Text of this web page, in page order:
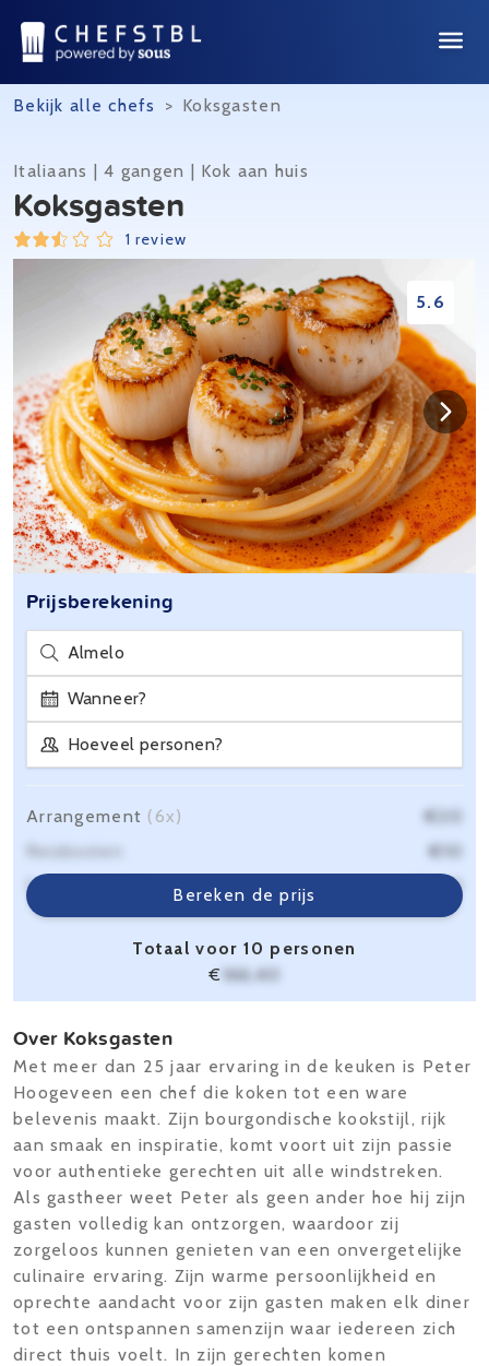
Bekijk alle chefs > Koksgasten
Italiaans | 4 gangen | Kok aan huis
Koksgasten
1 review
5.6
Prijsberekening
Almelo
Wanneer?
Hoeveel personen?
Bereken de prijs
Arrangement (6x)
€20
Reiskosten
€10
Servicekosten
€6,40
Totaal voor 10 personen
€ 166,40
Over Koksgasten
Met meer dan 25 jaar ervaring in de keuken is Peter
Hoogeveen een chef die koken tot een ware
belevenis maakt. Zijn bourgondische kookstijl, rijk
aan smaak en inspiratie, komt voort uit zijn passie
voor authentieke gerechten uit alle windstreken.
Als gastheer weet Peter als geen ander hoe hij zijn
gasten volledig kan ontzorgen, waardoor zij
zorgeloos kunnen genieten van een onvergetelijke
culinaire ervaring. Zijn warme persoonlijkheid en
oprechte aandacht voor zijn gasten maken elk diner
tot een ontspannen samenzijn waar iedereen zich
direct thuis voelt. In zijn gerechten komen